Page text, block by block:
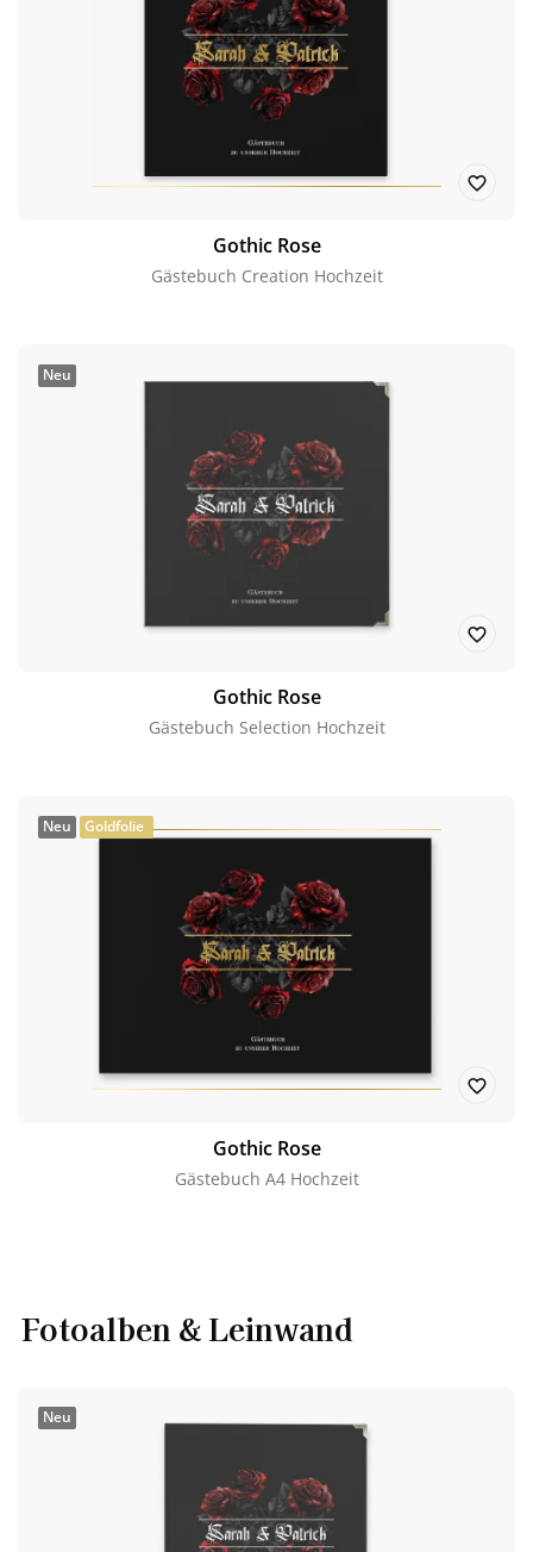
Gothic Rose
Gästebuch Creation Hochzeit
Neu
Gothic Rose
Gästebuch Selection Hochzeit
Neu Goldfolie
Gothic Rose
Gästebuch A4 Hochzeit
Fotoalben & Leinwand
Neu